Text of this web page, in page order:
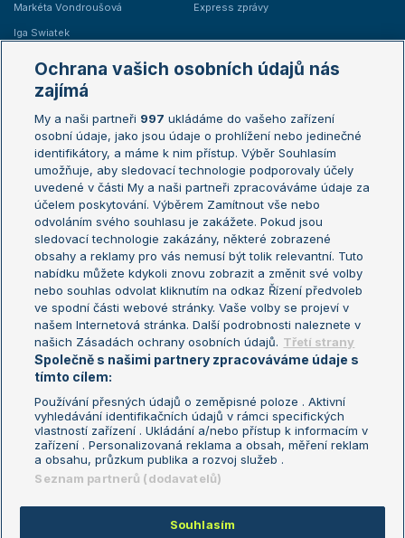
Markéta Vondroušová
Iga Swiatek
Express zprávy
Žebříčky
Žebříček ATP (muži)
Žebříček WTA (ženy)
Sázkařský žebříček
Australian Open
French Open
Wimbledon
US Open
Turnaj mistrů
Turnaj mistryň
Aktualní trendy
Fotbalové přestupy
Livesport Daily
LS Prague Open
Podmínky užití
Nastavení soukromí
GDPR a žurnalistika
Reklama
Kontakt
Informace o zpracování osobních
údajů
Ochrana vašich osobních údajů nás
zajímá
My a naši partneři 997 ukládáme do vašeho zařízení
osobní údaje, jako jsou údaje o prohlížení nebo jedinečné
identifikátory, a máme k nim přístup. Výběr Souhlasím
umožňuje, aby sledovací technologie podporovaly účely
uvedené v části My a naši partneři zpracováváme údaje za
účelem poskytování. Výběrem Zamítnout vše nebo
odvoláním svého souhlasu je zakážete. Pokud jsou
sledovací technologie zakázány, některé zobrazené
obsahy a reklamy pro vás nemusí být tolik relevantní. Tuto
nabídku můžete kdykoli znovu zobrazit a změnit své volby
nebo souhlas odvolat kliknutím na odkaz Řízení předvoleb
ve spodní části webové stránky. Vaše volby se projeví v
našem Internetová stránka. Další podrobnosti naleznete v
našich Zásadách ochrany osobních údajů. Třetí strany
Společně s našimi partnery zpracováváme údaje s
tímto cílem:
Používání přesných údajů o zeměpisné poloze . Aktivní
vyhledávání identifikačních údajů v rámci specifických
vlastností zařízení . Ukládání a/nebo přístup k informacím v
zařízení . Personalizovaná reklama a obsah, měření reklam
a obsahu, průzkum publika a rozvoj služeb .
Seznam partnerů (dodavatelů)
Souhlasím